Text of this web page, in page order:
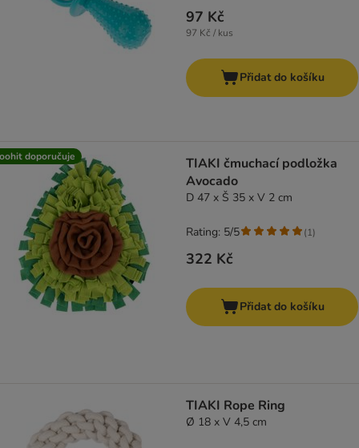
97 Kč
97 Kč / kus
Přidat do košíku
doporučuje
TIAKI čmuchací podložka
Avocado
D 47 x Š 35 x V 2 cm
322 Kč
Rating: 5/5 (1)
Přidat do košíku
TIAKI Rope Ring
Ø 18 x V 4,5 cm